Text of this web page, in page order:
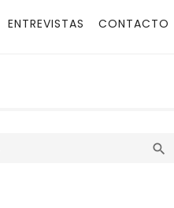
ENTREVISTAS CONTACTO
